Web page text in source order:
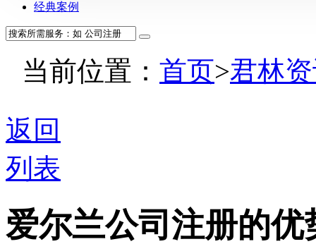
经典案例
当前位置： 首页>君林
返回
列表
爱尔兰公司注册的